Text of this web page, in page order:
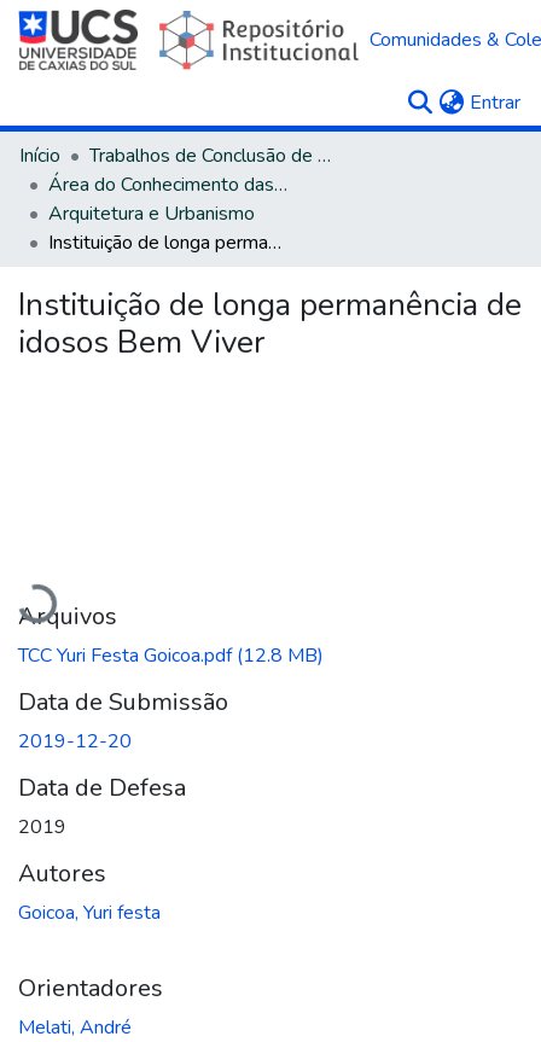
Comunidades &
Entrar
Início
Trabalhos de Conclusão de Curso
Área do Conhecimento das Ciências Sociais Aplicadas
Arquitetura e Urbanismo
Instituição de longa permanência de idosos Bem Viver
Instituição de longa permanência de
idosos Bem Viver
Carregando...
Arquivos
TCC Yuri Festa Goicoa.pdf(12.8 MB)
Data de Submissão
2019-12-20
Data de Defesa
2019
Autores
Goicoa, Yuri festa
Orientadores
Melati, André